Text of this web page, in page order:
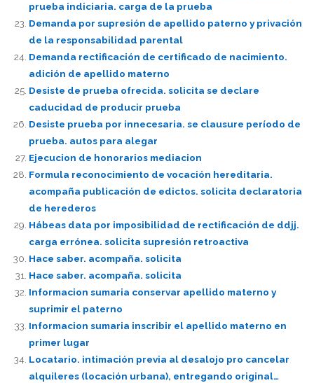
prueba indiciaria. carga de la prueba
Demanda por supresión de apellido paterno y privación
de la responsabilidad parental
Demanda rectificación de certificado de nacimiento.
adición de apellido materno
Desiste de prueba ofrecida. solicita se declare
caducidad de producir prueba
Desiste prueba por innecesaria. se clausure período de
prueba. autos para alegar
Ejecucion de honorarios mediacion
Formula reconocimiento de vocación hereditaria.
acompaña publicación de edictos. solicita declaratoria
de herederos
Hábeas data por imposibilidad de rectificación de ddjj.
carga errónea. solicita supresión retroactiva
Hace saber. acompaña. solicita
Hace saber. acompaña. solicita
Informacion sumaria conservar apellido materno y
suprimir el paterno
Informacion sumaria inscribir el apellido materno en
primer lugar
Locatario. intimación previa al desalojo pro cancelar
alquileres (locación urbana), entregando original…